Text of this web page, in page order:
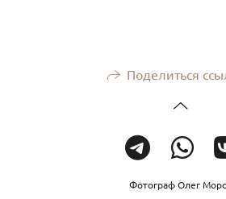
Поделиться
Фотограф Олег